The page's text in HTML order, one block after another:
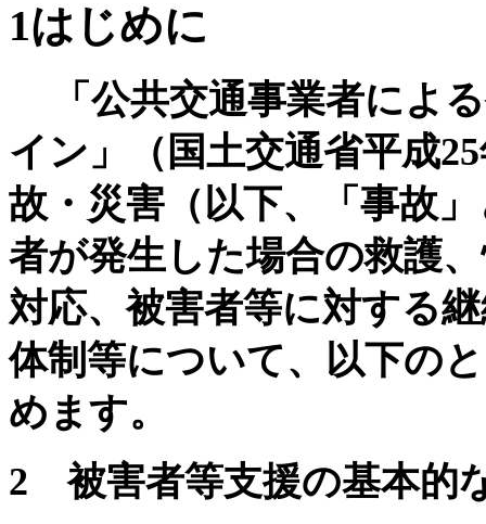
1はじめに
「公共交通事業者によ
イン」（国土交通省平成25
故・災害（以下、「事故
者が発生した場合の救護
対応、被害者等に対する
体制等について、以下の
めます。
2 被害者等支援の基本的